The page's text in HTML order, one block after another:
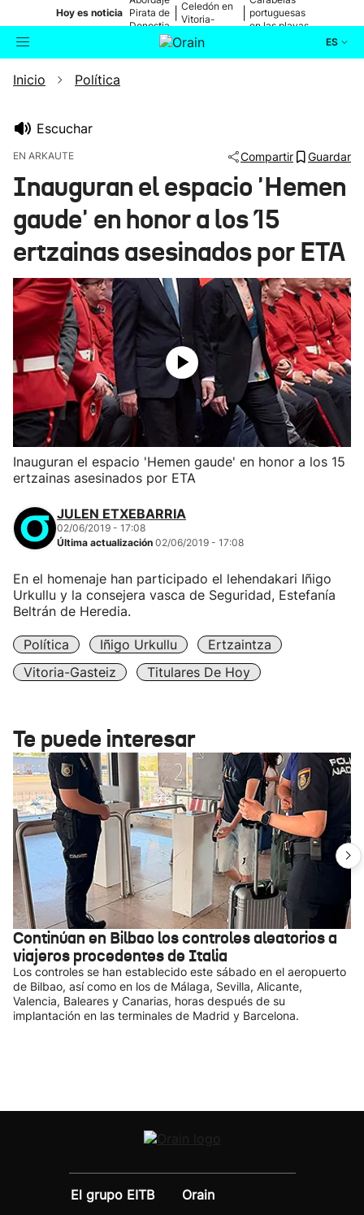
Hoy es noticia Pirata de
Donostia
Celedón en
Vitoria-
portuguesas
en las playas
ES
Buscador
Ikusmiran
Eguraldia
Inicio Política
Escuchar
EN ARKAUTE Compartir Guardar
Inauguran el espacio 'Hemen
gaude' en honor a los 15
ertzainas asesinados por ETA
Inauguran el espacio 'Hemen gaude' en honor a los 15
ertzainas asesinados por ETA
JULEN ETXEBARRIA
02/06/2019 - 17:08
Última actualización 02/06/2019 - 17:08
En el homenaje han participado el lehendakari Iñigo
Urkullu y la consejera vasca de Seguridad, Estefanía
Beltrán de Heredia.
Política Iñigo Urkullu
Ertzaintza
Vitoria-Gasteiz
Titulares De Hoy
Te puede interesar
Continúan en Bilbao los controles aleatorios a
viajeros procedentes de Italia
Los controles se han establecido este sábado en el aeropuerto
de Bilbao, así como en los de Málaga, Sevilla, Alicante,
Valencia, Baleares y Canarias, horas después de su
implantación en las terminales de Madrid y Barcelona.
El grupo EITB
Orain